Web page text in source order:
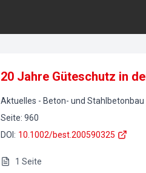
20 Jahre Güteschutz in
Aktuelles - Beton- und Stahlbetonbau
Seite: 960
DOI : 10.1002/best.200590325
1 Seite